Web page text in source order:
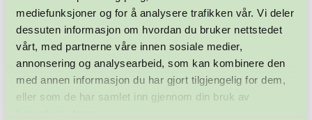
mediefunksjoner og for å analysere trafikken vår. Vi deler
dessuten informasjon om hvordan du bruker nettstedet
vårt, med partnerne våre innen sosiale medier,
annonsering og analysearbeid, som kan kombinere den
med annen informasjon du har gjort tilgjengelig for dem,
eller som de har samlet inn gjennom din bruk av